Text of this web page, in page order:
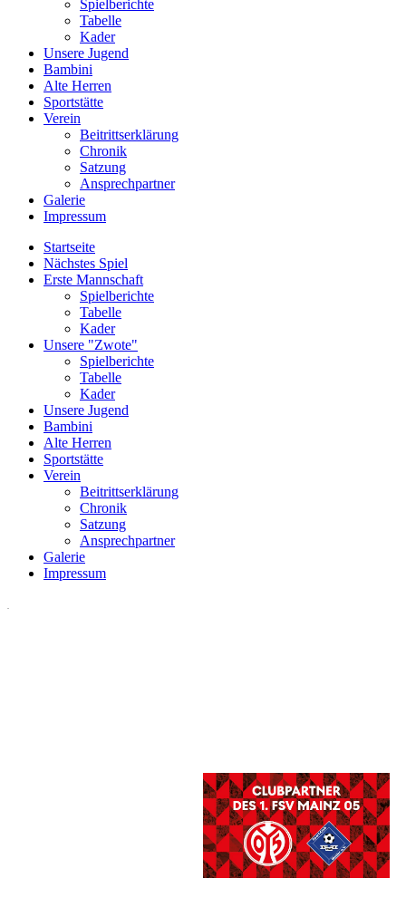
Spielberichte
Tabelle
Kader
Unsere Jugend
Bambini
Alte Herren
Sportstätte
Verein
Beitrittserklärung
Chronik
Satzung
Ansprechpartner
Galerie
Impressum
Startseite
Nächstes Spiel
Erste Mannschaft
Spielberichte
Tabelle
Kader
Unsere "Zwote"
Spielberichte
Tabelle
Kader
Unsere Jugend
Bambini
Alte Herren
Sportstätte
Verein
Beitrittserklärung
Chronik
Satzung
Ansprechpartner
Galerie
Impressum
.